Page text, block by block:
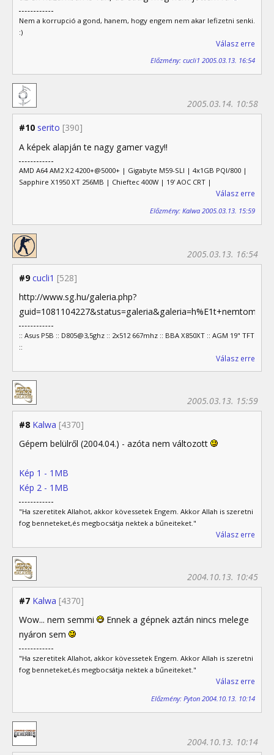
Nem a korrupció a gond, hanem, hogy engem nem akar lefizetni senki.
:)
Válasz erre
Előzmény: cucli1 2005.03.13. 16:54
#10 serito [390]
2005.03.14. 10:58
A képek alapján te nagy gamer vagy!!
AMD A64 AM2 X2 4200+@5000+ | Gigabyte M59-SLI | 4x1GB PQI/800 |
Sapphire X1950 XT 256MB | Chieftec 400W | 19' AOC CRT |
Válasz erre
Előzmény: Kalwa 2005.03.13. 15:59
#9 cucli1 [528]
2005.03.13. 16:54
http://www.sg.hu/galeria.php?
:: Asus P5B :: D805@3,5ghz :: 2x512 667mhz :: BBA X850XT :: AGM 19" TFT
::
Válasz erre
#8 Kalwa [4370]
2005.03.13. 15:59
Gépem belülről (2004.04.) - azóta nem változott
Kép 1 - 1MB
Kép 2 - 1MB
"Ha szeretitek Allahot, akkor kövessetek Engem. Akkor Allah is szeretni
fog benneteket,és megbocsátja nektek a bűneiteket."
Válasz erre
#7 Kalwa [4370]
2004.10.13. 10:45
Wow... nem semmi
Ennek a gépnek aztán nincs melege
nyáron sem
"Ha szeretitek Allahot, akkor kövessetek Engem. Akkor Allah is szeretni
fog benneteket,és megbocsátja nektek a bűneiteket."
Válasz erre
Előzmény: Pyton 2004.10.13. 10:14
2004.10.13. 10:14